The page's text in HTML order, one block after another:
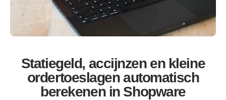
Statiegeld, accijnzen en kleine
ordertoeslagen automatisch
berekenen in Shopware